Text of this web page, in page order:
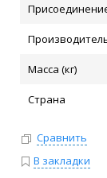
Масса (кг)
Страна
Сравнить
В закладки